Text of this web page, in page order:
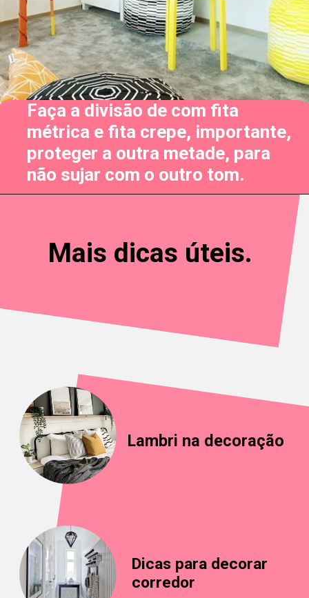
Faça a divisão de com fita
métrica e fita crepe, importante,
proteger a outra metade, para
não sujar com o outro tom.
Mais dicas úteis.
Lambri na decoração
Dicas para decorar
corredor